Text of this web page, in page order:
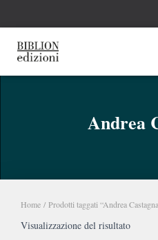
Andrea
Home / Prodotti taggati “Andrea
Visualizzazione del risultato